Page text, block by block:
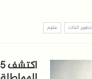
تطوير الذات علوم